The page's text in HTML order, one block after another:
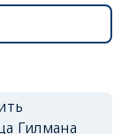
Гилмана